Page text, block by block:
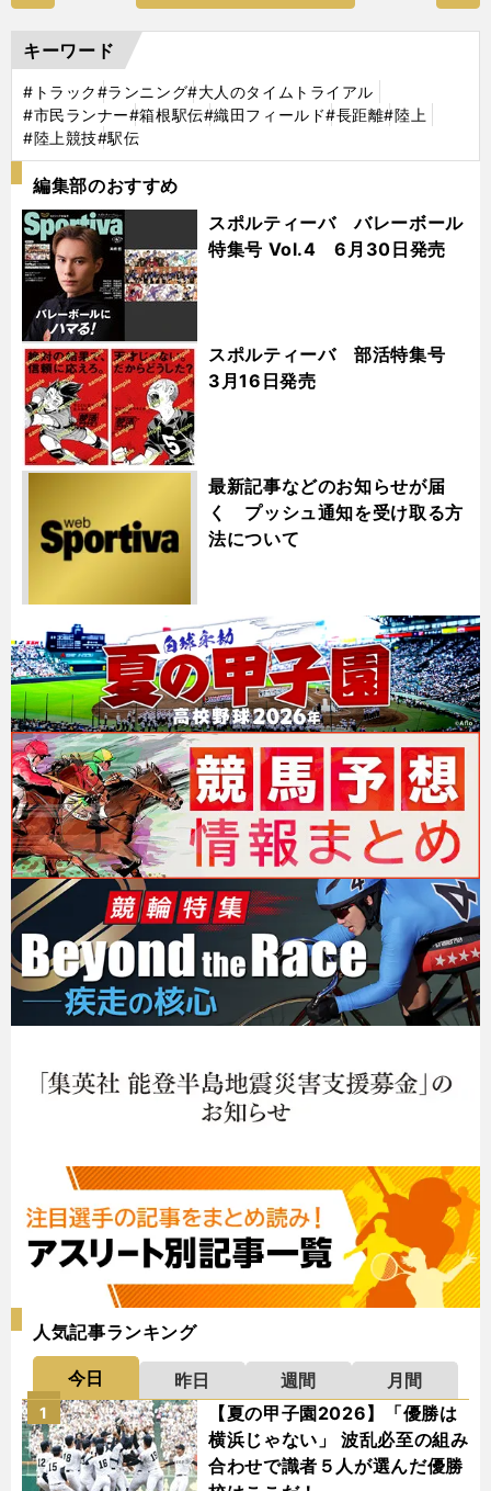
キーワード
#トラック#ランニング#大人のタイムトライアル
#市民ランナー#箱根駅伝#織田フィールド#長距離#陸上
#陸上競技#駅伝
編集部のおすすめ
スポルティーバ バレーボール
特集号 Vol.4 6月30日発売
スポルティーバ 部活特集号
3月16日発売
最新記事などのお知らせが届
く プッシュ通知を受け取る方
法について
人気記事ランキング
今日 昨日 週間
月間
【夏の甲子園2026】「優勝は
横浜じゃない」 波乱必至の組み
合わせで識者５人が選んだ優勝
1